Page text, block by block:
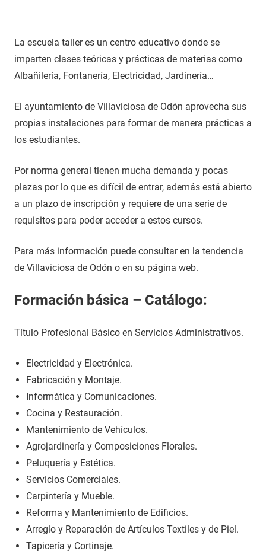
La escuela taller es un centro educativo donde se
imparten clases teóricas y prácticas de materias como
Albañilería, Fontanería, Electricidad, Jardinería…
El ayuntamiento de Villaviciosa de Odón aprovecha sus
propias instalaciones para formar de manera prácticas a
los estudiantes.
Por norma general tienen mucha demanda y pocas
plazas por lo que es difícil de entrar, además está abierto
a un plazo de inscripción y requiere de una serie de
requisitos para poder acceder a estos cursos.
Para más información puede consultar en la tendencia
de Villaviciosa de Odón o en su página web.
Formación básica – Catálogo:
Título Profesional Básico en Servicios Administrativos.
Electricidad y Electrónica.
Fabricación y Montaje.
Informática y Comunicaciones.
Cocina y Restauración.
Mantenimiento de Vehículos.
Agrojardinería y Composiciones Florales.
Peluquería y Estética.
Servicios Comerciales.
Carpintería y Mueble.
Reforma y Mantenimiento de Edificios.
Arreglo y Reparación de Artículos Textiles y de Piel.
Tapicería y Cortinaje.